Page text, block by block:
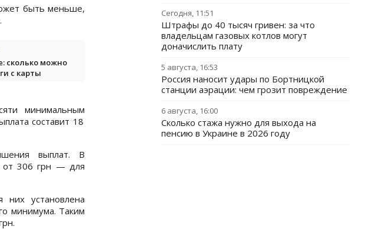
быть меньше,
сколько можно
с карты
минимальным
составит 18
выплат. В
от 306 грн — для
установлена
минимума. Таким
Сегодня, 11:51
Штрафы до 40 тысяч гривен: за что
владельцам газовых котлов могут
доначислить плату
5 августа, 16:53
Россия наносит удары по Бортницкой
станции аэрации: чем грозит повреждение
6 августа, 16:00
Сколько стажа нужно для выхода на
пенсию в Украине в 2026 году